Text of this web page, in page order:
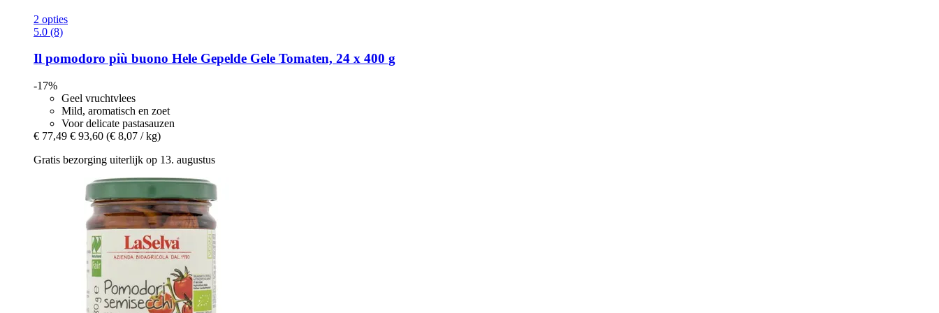
2 opties
5.0 (8)
Il pomodoro più buono Hele Gepelde Gele Tomaten, 24 x 400 g
-17%
Geel vruchtvlees
Mild, aromatisch en zoet
Voor delicate pastasauzen
€ 77,49 € 93,60 (€ 8,07 / kg)
Gratis bezorging uiterlijk op 13. augustus